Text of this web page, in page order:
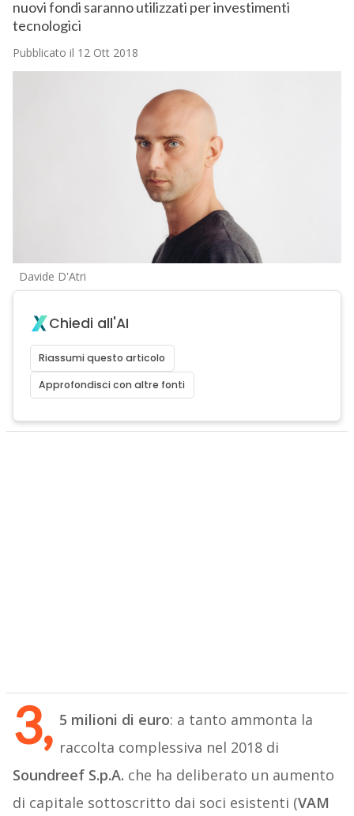
nuovi fondi saranno utilizzati per investimenti
tecnologici
Pubblicato il 12 Ott 2018
Davide D'Atri
Chiedi all'AI
Riassumi questo articolo
Approfondisci con altre fonti
3, 5 milioni di euro: a tanto ammonta la
raccolta complessiva nel 2018 di
Soundreef S.p.A. che ha deliberato un aumento
di capitale sottoscritto dai soci esistenti (VAM